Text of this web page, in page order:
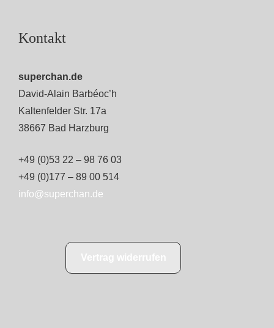
Kontakt
superchan.de
David-Alain Barbéoc’h
Kaltenfelder Str. 17a
38667 Bad Harzburg
+49 (0)53 22 – 98 76 03
+49 (0)177 – 89 00 514
info@superchan.de